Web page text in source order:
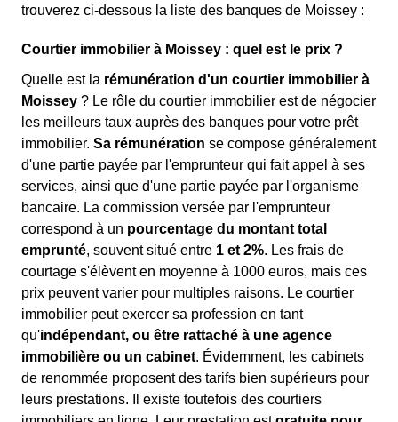
trouverez ci-dessous la liste des banques de Moissey :
Courtier immobilier à Moissey : quel est le prix ?
Quelle est la rémunération d'un courtier immobilier à
Moissey ? Le rôle du courtier immobilier est de négocier
les meilleurs taux auprès des banques pour votre prêt
immobilier. Sa rémunération se compose généralement
d'une partie payée par l'emprunteur qui fait appel à ses
services, ainsi que d'une partie payée par l'organisme
bancaire. La commission versée par l'emprunteur
correspond à un pourcentage du montant total
emprunté, souvent situé entre 1 et 2%. Les frais de
courtage s'élèvent en moyenne à 1000 euros, mais ces
prix peuvent varier pour multiples raisons. Le courtier
immobilier peut exercer sa profession en tant
qu'indépendant, ou être rattaché à une agence
immobilière ou un cabinet. Évidemment, les cabinets
de renommée proposent des tarifs bien supérieurs pour
leurs prestations. Il existe toutefois des courtiers